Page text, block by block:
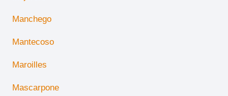
Manchego
Mantecoso
Maroilles
Mascarpone